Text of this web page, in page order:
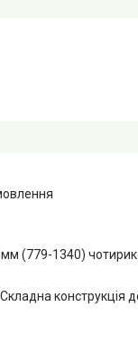
(779-1340)
конструкція